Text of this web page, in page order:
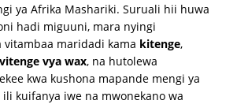
ya Afrika Mashariki. Suruali hii huwa
hadi miguuni, mara nyingi
vitambaa maridadi kama kitenge,
vitenge vya wax, na hutolewa
kwa kushona mapande mengi ya
kuifanya iwe na mwonekano wa